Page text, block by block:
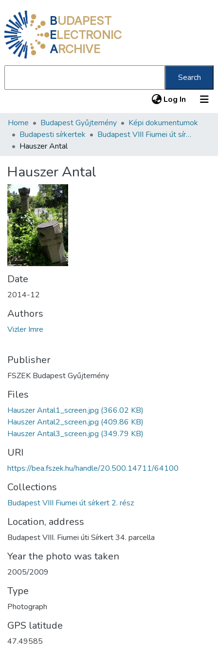
BUDAPEST
ELECTRONIC
ARCHIVE
Search
Log In (current)
Communities & Collections
All of DSpace
About us
Home Budapest Gyűjtemény
Képi dokumentumok
Budapesti sírkertek
Budapest VIII Fiumei út sírkert 2. rész
Hauszer Antal
Hauszer Antal
Date
2014-12
Authors
Vizler Imre
Publisher
FSZEK Budapest Gyűjtemény
Files
Hauszer Antal1_screen.jpg (366.02 KB)
Hauszer Antal2_screen.jpg (409.86 KB)
Hauszer Antal3_screen.jpg (349.79 KB)
URI
https://bea.fszek.hu/handle/20.500.14711/64100
Collections
Budapest VIII Fiumei út sírkert 2. rész
Location, address
Budapest VIII. Fiumei úti Sírkert 34. parcella
Year the photo was taken
2005/2009
Type
Photograph
GPS latitude
47.49585